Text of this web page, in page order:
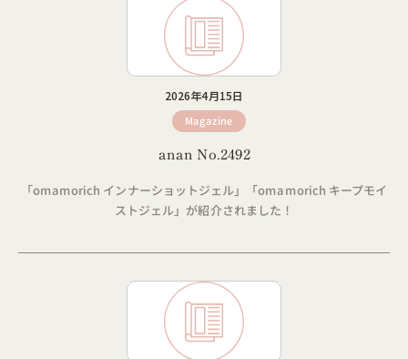
2026年4月15日
Magazine
anan No.2492
「omamorich インナーショットジェル」「omamorich キープモイ
ストジェル」が紹介されました！